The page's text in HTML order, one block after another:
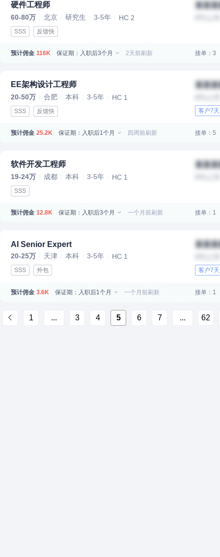
硬件工程师
60-80万 北京 研究生 3-5年 HC 2
SSS 反馈快
某某
预计佣金 116K 保证期：入职后3个月 2天前刷新 接单：3
EE架构设计工程师
20-50万 合肥 本科 3-5年 HC 1
SSS 反馈快
某某
客户7
预计佣金 25.2K 保证期：入职后1个月 四周前刷新 接单：5
软件开发工程师
19-24万 成都 本科 3-5年 HC 1
SSS
某某
预计佣金 12.8K 保证期：入职后3个月 一个月前刷新 接单：1
AI Senior Expert
20-25万 天津 本科 3-5年 HC 1
SSS 外包
某某
客户7
预计佣金 3.6K 保证期：入职后1个月 一个月前刷新 接单：1
1 ... 3 4 5 6 7 ... 62